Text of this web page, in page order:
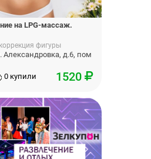
на LPG-массаж.
коррекция фигуры
Александровка, д.6, пом
0 купили 1520